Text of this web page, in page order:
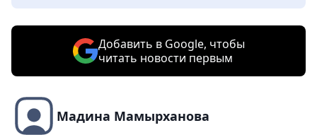
Добавить в Google, чтобы
читать новости первым
Мадина Мамырханова